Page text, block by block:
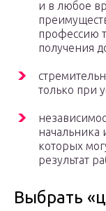
и в любое
профессию
получения
только при
начальника
которых
результат
Выбрать